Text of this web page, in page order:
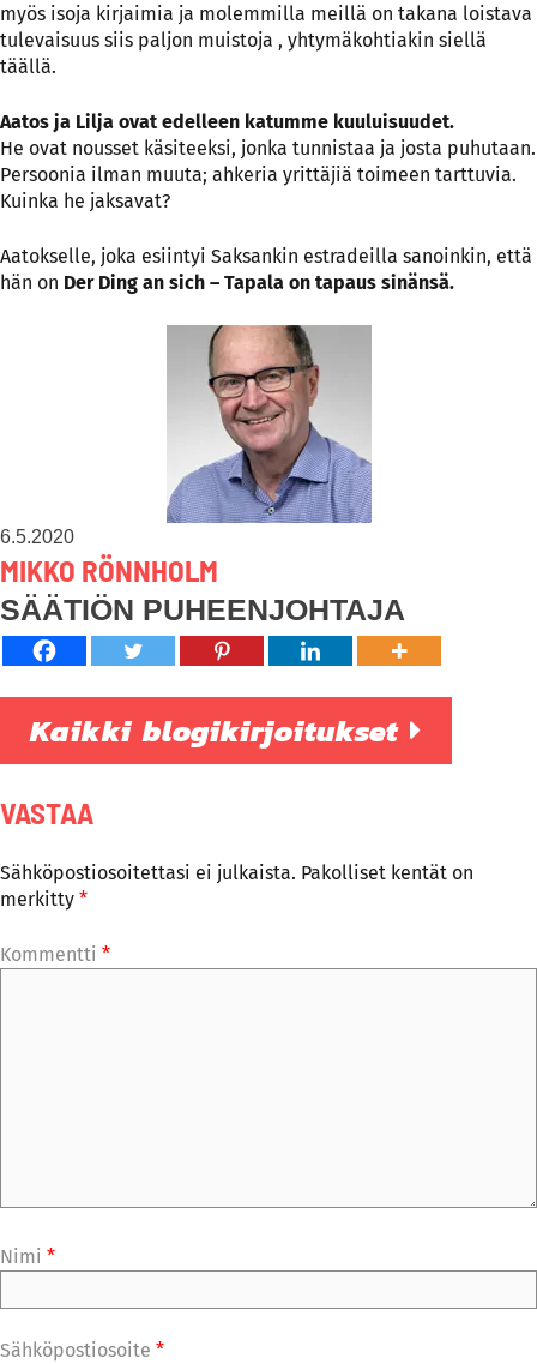
myös isoja kirjaimia ja molemmilla meillä on takana loistava
tulevaisuus siis paljon muistoja , yhtymäkohtiakin siellä
täällä.
Aatos ja Lilja ovat edelleen katumme kuuluisuudet.
He ovat nousset käsiteeksi, jonka tunnistaa ja josta puhutaan.
Persoonia ilman muuta; ahkeria yrittäjiä toimeen tarttuvia.
Kuinka he jaksavat?
Aatokselle, joka esiintyi Saksankin estradeilla sanoinkin, että
hän on Der Ding an sich – Tapala on tapaus sinänsä.
6.5.2020
MIKKO RÖNNHOLM
SÄÄTIÖN PUHEENJOHTAJA
Kaikki blogikirjoitukset
VASTAA
Sähköpostiosoitettasi ei julkaista. Pakolliset kentät on
merkitty *
Kommentti *
Nimi *
Sähköpostiosoite *